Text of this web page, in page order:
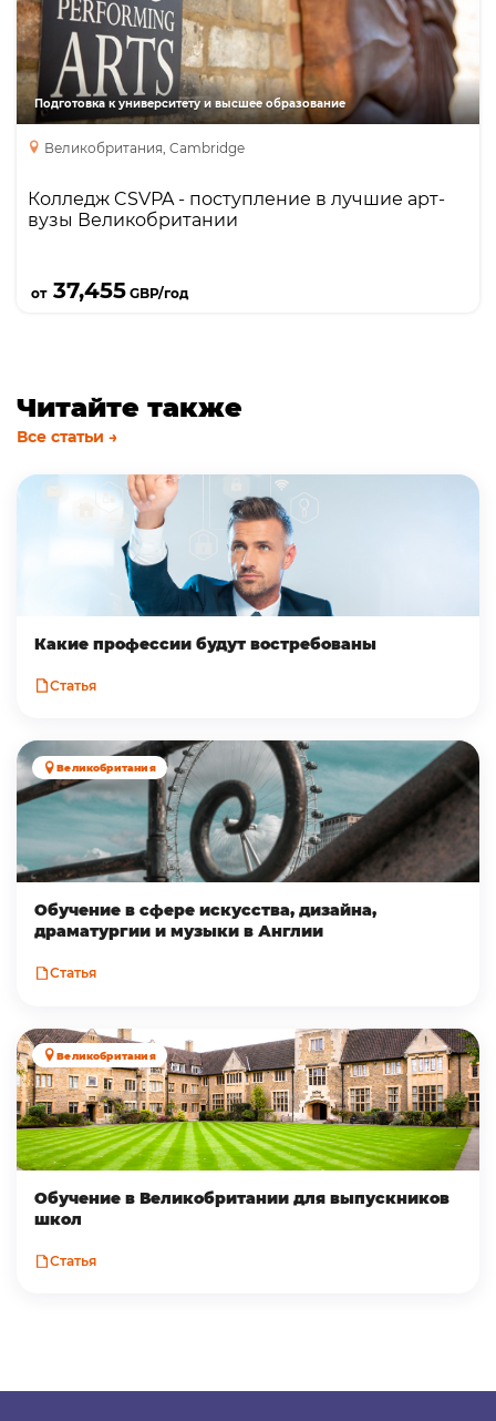
Подготовка к университету и высшее образование
Великобритания, Cambridge
Колледж CSVPA - поступление в лучшие арт-
вузы Великобритании
от37,455 GBP/год
Обучение в области искусства и дизайна,
драмы, танца и музыки для школьников от 17
лет; специальная программа подготовки,
аккредитованная University of the Arts London, к
поступлению в университеты на творческие
Читайте также
Все статьи →
Какие профессии будут востребованы
Статья
Великобритания
Обучение в сфере искусства, дизайна,
драматургии и музыки в Англии
Статья
Великобритания
Обучение в Великобритании для выпускников
школ
Статья